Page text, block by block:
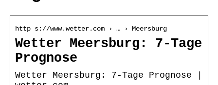
http s://www.wetter.com › … › Meersburg
Wetter Meersburg: 7-Tage
Prognose
Wetter Meersburg: 7-Tage Prognose |